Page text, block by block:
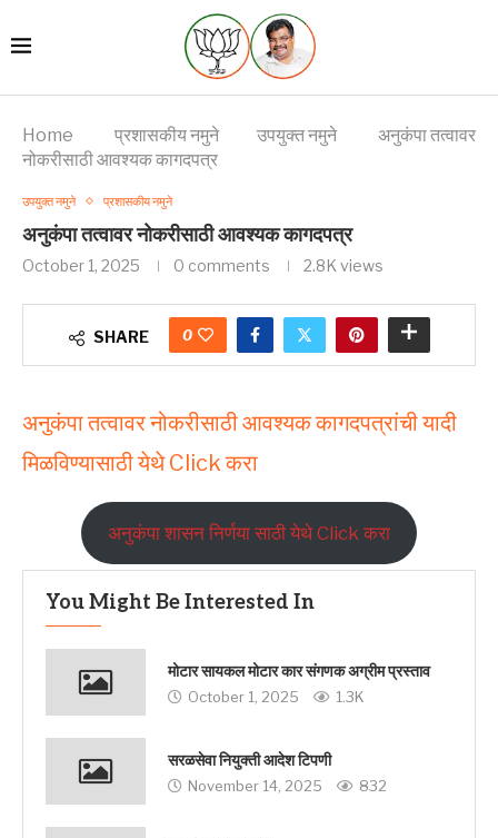
Home प्रशासकीय नमुने उपयुक्त नमुने
अनुकंपा तत्वावर
नोकरीसाठी आवश्यक कागदपत्र
उपयुक्त नमुने प्रशासकीय नमुने
अनुकंपा तत्वावर नोकरीसाठी आवश्यक कागदपत्र
October 1, 2025 0 comments 2.8K views
SHARE 0
अनुकंपा तत्वावर नोकरीसाठी आवश्यक कागदपत्रांची यादी
मिळविण्यासाठी येथे Click करा
अनुकंपा शासन निर्णया साठी येथे Click करा
You Might Be Interested In
मोटार सायकल मोटार कार संगणक अग्रीम प्रस्ताव
October 1, 2025 1.3K
सरळसेवा नियुक्ती आदेश टिपणी
November 14, 2025 832